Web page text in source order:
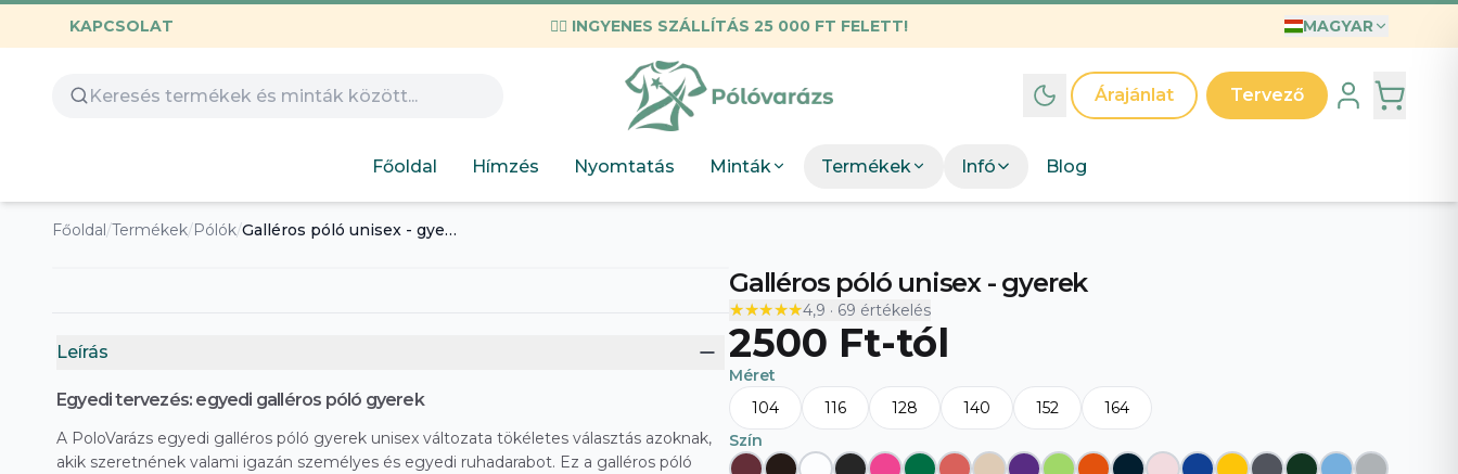
KAPCSOLAT ✌🏼 INGYENES SZÁLLÍTÁS 25 000 FT FELETT! MAGYAR
Árajánlat Tervező
Főoldal Hímzés Nyomtatás Minták
Gyerekeknek
Munkahelyi
Neopunk
Panda
KIEMELT MINTÁK
A legjobb apa
Termékek
DTF Bérnyomtatás
elkészítjük.
Infó Blog
Főoldal/Termékek/Pólók/ Galléros póló unisex - gyerek
Leírás
Egyedi tervezés: egyedi galléros póló gyerek
A PoloVarázs egyedi galléros póló gyerek unisex változata tökéletes választás azoknak,
akik szeretnének valami igazán személyes és egyedi ruhadarabot. Ez a galléros póló
Galléros póló unisex - gyerek
★★★★★
★★★★★4,9 · 69 értékelés
2500 Ft-tól
Méret
104
116 128 140 152
164
Szín